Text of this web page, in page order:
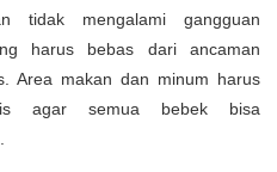
tidak mengalami gangguan
harus bebas dari ancaman
Area makan dan minum harus
agar semua bebek bisa